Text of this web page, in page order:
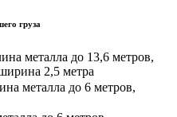
груза
металла до 13,6 метров,
2,5 метра
металла до 6 метров,